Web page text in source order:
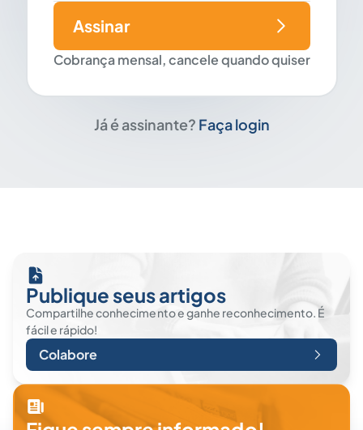
Cobrança mensal, cancele quando quiser
Assinar
Já é assinante? Faça login
Publique seus artigos
Compartilhe conhecimento e ganhe reconhecimento. É
fácil e rápido!
Colabore